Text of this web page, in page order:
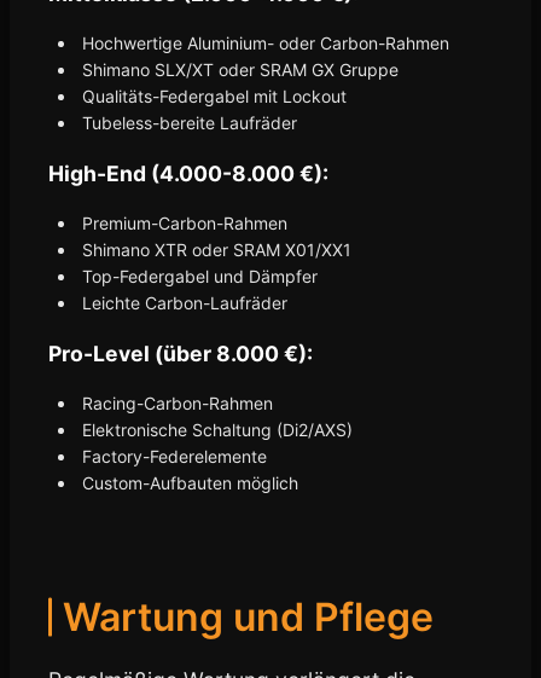
Hochwertige Aluminium- oder Carbon-Rahmen
Shimano SLX/XT oder SRAM GX Gruppe
Qualitäts-Federgabel mit Lockout
Tubeless-bereite Laufräder
High-End (4.000-8.000 €):
Premium-Carbon-Rahmen
Shimano XTR oder SRAM X01/XX1
Top-Federgabel und Dämpfer
Leichte Carbon-Laufräder
Pro-Level (über 8.000 €):
Racing-Carbon-Rahmen
Elektronische Schaltung (Di2/AXS)
Factory-Federelemente
Custom-Aufbauten möglich
Wartung und Pflege